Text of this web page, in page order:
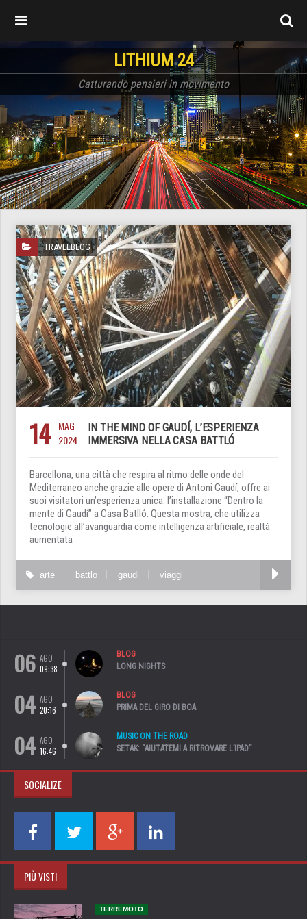
LITHIUM 24
Catturando pensieri in movimento
TRAVELBLOG
14 MAG
2024
IN THE MIND OF GAUDÍ, L’ESPERIENZA
IMMERSIVA NELLA CASA BATTLÓ
Barcellona, una città che respira al ritmo delle onde del
Mediterraneo anche grazie alle opere di Antoni Gaudí, offre ai
suoi visitatori un’esperienza unica: l’installazione “Dentro la
mente di Gaudí” a Casa Batlló. Questa mostra, che utilizza
tecnologie all’avanguardia come intelligenza artificiale, realtà
aumentata
arte battlo gaudi viaggi
06 AGO
09:38
BLOG
LONG NIGHTS
04 AGO
20:16
BLOG
PRIMA DEL GIRO DI BOA
04 AGO
16:46
MUSIC ON THE ROAD
SETAK: “AIUTATEMI A RITROVARE L’IPAD”
SOCIALIZE
PIÙ VISTI
TERREMOTO